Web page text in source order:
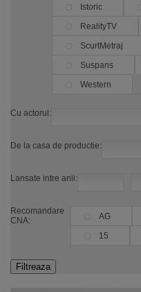
Istoric
RealityTV
ScurtMetraj
Suspans
Western
Cu actorul:
De la casa de productie:
Lansate intre anii:
Recomandare
CNA:
AG
15